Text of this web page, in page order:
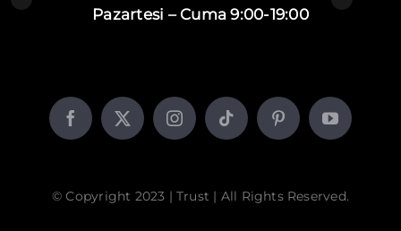
Pazartesi – Cuma 9:00-19:00
© Copyright 2023 | Trust | All Rights Reserved.